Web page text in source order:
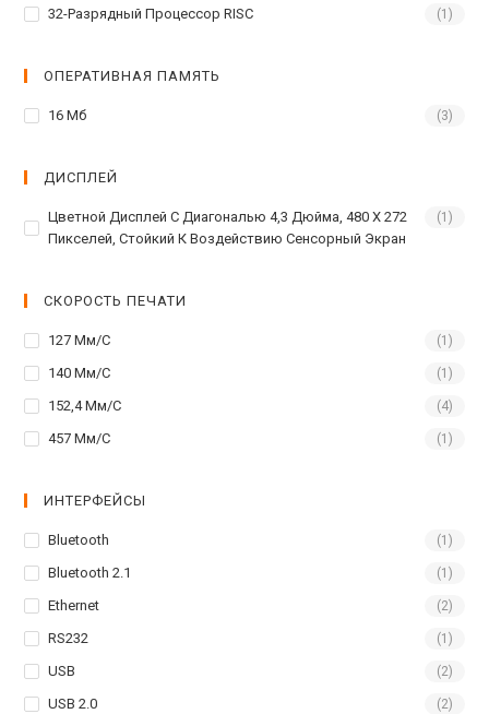
32-Разрядный Процессор RISC (1)
ОПЕРАТИВНАЯ ПАМЯТЬ
16 Мб (3)
ДИСПЛЕЙ
Цветной Дисплей С Диагональю 4,3 Дюйма, 480 X 272
Пикселей, Стойкий К Воздействию Сенсорный Экран
(1)
СКОРОСТЬ ПЕЧАТИ
127 Мм/с (1)
140 Мм/с (1)
152,4 Мм/с (4)
457 Мм/с (1)
ИНТЕРФЕЙСЫ
Bluetooth (1)
Bluetooth 2.1 (1)
Ethernet (2)
RS232 (1)
USB (2)
USB 2.0 (2)